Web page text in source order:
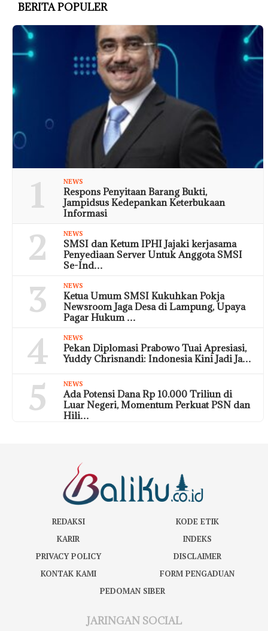
BERITA POPULER
1 NEWS
Respons Penyitaan Barang Bukti,
Jampidsus Kedepankan Keterbukaan
Informasi
2 NEWS
SMSI dan Ketum IPHI Jajaki kerjasama
Penyediaan Server Untuk Anggota SMSI
Se-Ind…
3 NEWS
Ketua Umum SMSI Kukuhkan Pokja
Newsroom Jaga Desa di Lampung, Upaya
Pagar Hukum …
4 NEWS
Pekan Diplomasi Prabowo Tuai Apresiasi,
Yuddy Chrisnandi: Indonesia Kini Jadi Ja…
5 NEWS
Ada Potensi Dana Rp 10.000 Triliun di
Luar Negeri, Momentum Perkuat PSN dan
Hili…
REDAKSI
KODE ETIK
KARIR
INDEKS
PRIVACY POLICY
DISCLAIMER
KONTAK KAMI
FORM PENGADUAN
PEDOMAN SIBER
JARINGAN SOCIAL